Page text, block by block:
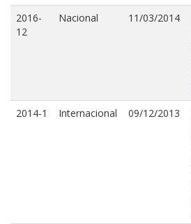
2016-
12
Nacional 11/03/2014
2014-1 Internacional 09/12/2013